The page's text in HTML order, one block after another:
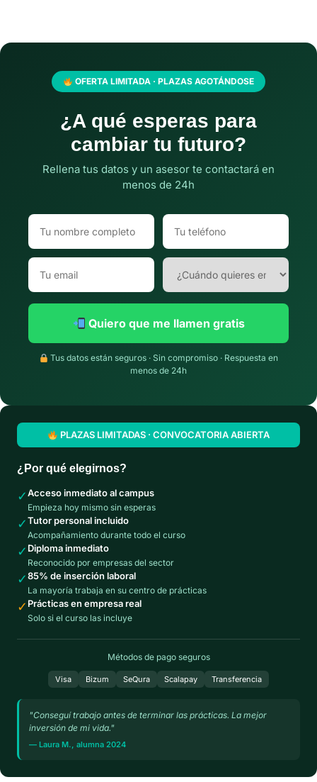
OFERTA LIMITADA · PLAZAS AGOTÁNDOSE
¿A qué esperas para
cambiar tu futuro?
Rellena tus datos y un asesor te contactará en
menos de 24h
Quiero que me llamen gratis
Tus datos están seguros · Sin compromiso · Respuesta en
menos de 24h
PLAZAS LIMITADAS · CONVOCATORIA ABIERTA
¿Por qué elegirnos?
✓Acceso inmediato al campus
Empieza hoy mismo sin esperas
✓Tutor personal incluido
Acompañamiento durante todo el curso
✓ Diploma inmediato
Reconocido por empresas del sector
✓85% de inserción laboral
La mayoría trabaja en su centro de prácticas
✓ Prácticas en empresa real
Solo si el curso las incluye
Métodos de pago seguros
Visa Bizum SeQura Scalapay Transferencia
"Conseguí trabajo antes de terminar las prácticas. La mejor
inversión de mi vida."
— Laura M., alumna 2024